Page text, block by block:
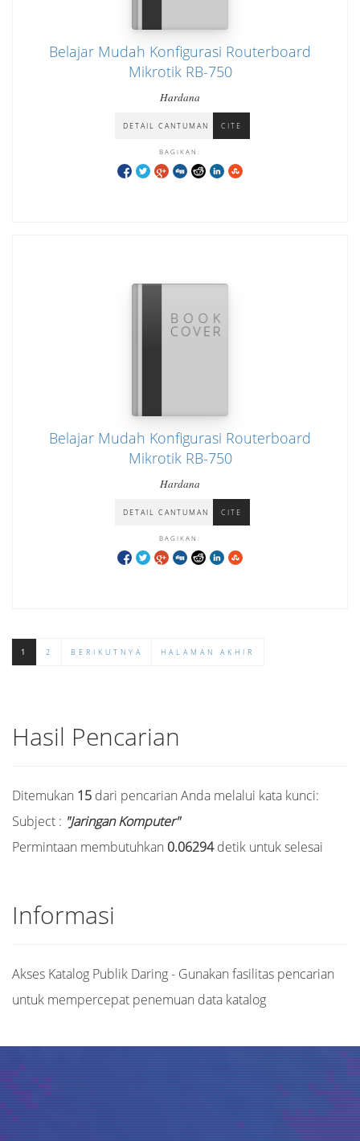
Belajar Mudah Konfigurasi Routerboard
Mikrotik RB-750
Hardana
DETAIL CANTUMAN CITE
BAGIKAN:
Belajar Mudah Konfigurasi Routerboard
Mikrotik RB-750
Hardana
DETAIL CANTUMAN CITE
BAGIKAN:
1 2 BERIKUTNYA HALAMAN AKHIR
Hasil Pencarian
Ditemukan 15 dari pencarian Anda melalui kata kunci:
Subject : "Jaringan Komputer"
Permintaan membutuhkan 0.06294detik untuk selesai
Informasi
Akses Katalog Publik Daring - Gunakan fasilitas pencarian
untuk mempercepat penemuan data katalog
Judul